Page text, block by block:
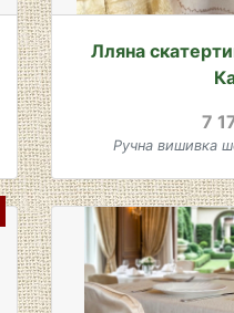
Лляна
7
Ручна вишивка